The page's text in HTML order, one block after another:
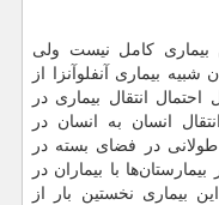
بیماری کامل نیست ولی
بیماری آنفلوآنزا از
انتقال بیماری در
انسان به انسان در
در فضای بسته در
با بیماران در
بیماری نخستین بار از